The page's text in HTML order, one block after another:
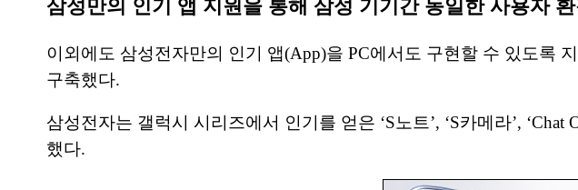
삼성만의 인기 앱 지원을 통해 삼성 기기간 동일한 사용자
이외에도 삼성전자만의 인기 앱(App)을 PC에서도 구현할 수 있도록
구축했다.
삼성전자는 갤럭시 시리즈에서 인기를 얻은 ‘S노트’, ‘S카메라’,
했다.